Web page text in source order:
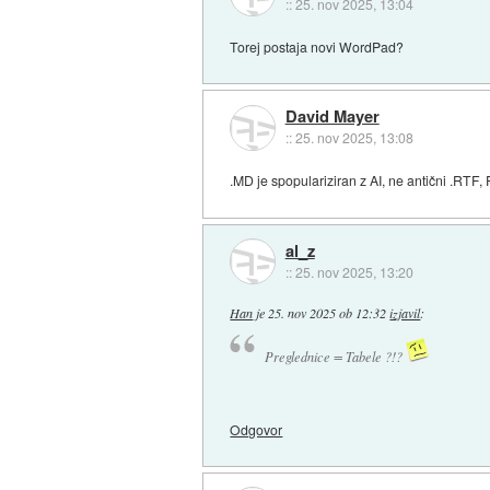
::25. nov 2025, 13:04
Torej postaja novi WordPad?
David Mayer
::25. nov 2025, 13:08
.MD je spopulariziran z AI, ne antični .RTF,
al_z
::25. nov 2025, 13:20
Hanje25. nov 2025 ob 12:32 izjavil:
Preglednice = Tabele ?!?
Odgovor